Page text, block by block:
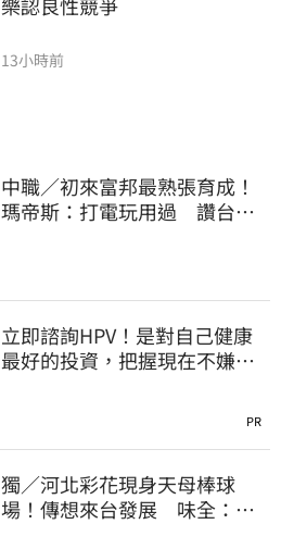
13小時前
中職／初來富邦最熟張育成！
瑪帝斯：打電玩用過 讚台灣
立即諮詢HPV！是對自己健康
最好的投資，把握現在不嫌
PR
獨／河北彩花現身天母棒球
場！傳想來台發展 味全：歡